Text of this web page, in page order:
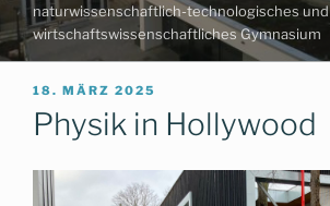
naturwissenschaftlich-technologisches und
wirtschaftswissenschaftliches Gymnasium
VERÖFFENTLICHT
AM
18. MÄRZ 2025
Physik in Hollywood